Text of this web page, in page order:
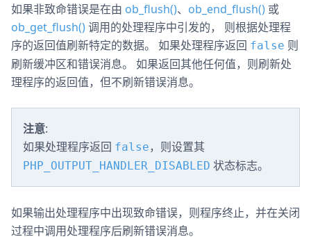
如果非致命错误是在由 ob_flush()、 ob_end_flush() 或
ob_get_flush()调用的处理程序中引发的， 则根据处理程
序的返回值刷新特定的数据。 如果处理程序返回 false 则
刷新缓冲区和错误消息。 如果返回其他任何值，则刷新处
理程序的返回值，但不刷新错误消息。
注意:
如果处理程序返回 false ，则设置其
PHP_OUTPUT_HANDLER_DISABLED 状态标志。
如果输出处理程序中出现致命错误，则程序终止，并在关闭
过程中调用处理程序后刷新错误消息。